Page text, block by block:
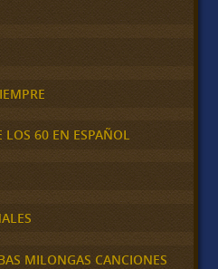
LOS 60 EN ESPAÑOL
MILONGAS CANCIONES